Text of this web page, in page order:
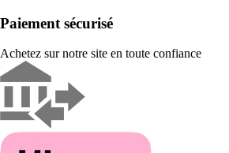
Paiement sécurisé
Achetez sur notre site en toute confiance